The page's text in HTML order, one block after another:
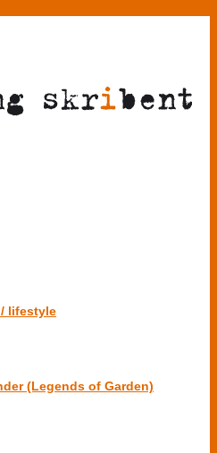
lifestyle
(Legends of Garden)